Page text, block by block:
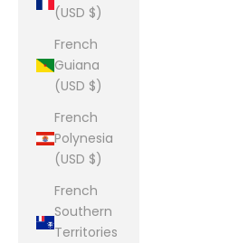
(USD $)
French
Guiana
(USD $)
French
Polynesia
(USD $)
French
Southern
Territories